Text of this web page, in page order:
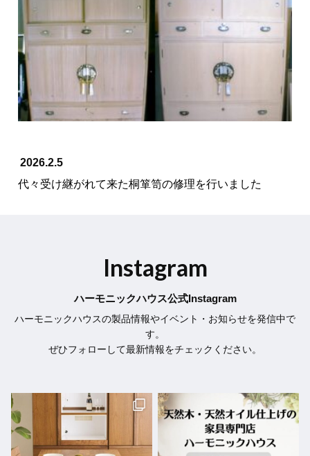
2026.2.5
代々受け継がれて来た桐箪笥の修理を行いました
Instagram
ハーモニックハウス公式Instagram
ハーモニックハウスの製品情報やイベント・お知らせを発信中で
す。
ぜひフォローして最新情報をチェックください。